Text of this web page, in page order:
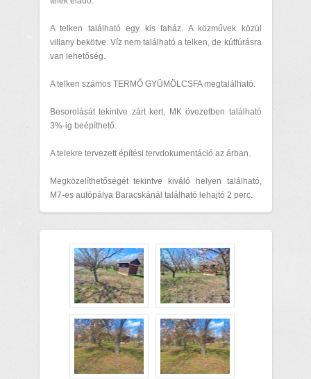
A telken található egy kis faház. A közművek közül
villany bekötve. Víz nem található a telken, de kútfúrásra
van lehetőség.
A telken számos TERMŐ GYÜMÖLCSFA megtalálható.
Besorolását tekintve zárt kert, MK övezetben található
3%-ig beépíthető.
A telekre tervezett építési tervdokumentáció az árban.
Megközelíthetőségét tekintve kiváló helyen található,
M7-es autópálya Baracskánál található lehajtó 2 perc.